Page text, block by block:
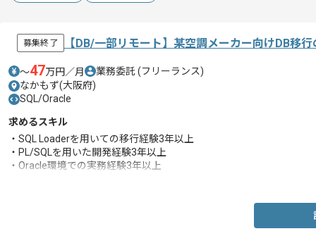
募集終了 【DB/一部リモート】某空調メーカー向けDB移
〜47万円／月 業務委託 (フリーランス)
なかもず(大阪府)
SQL/Oracle
求めるスキル
・SQL Loaderを用いての移行経験3年以上
・PL/SQLを用いた開発経験3年以上
・Oracle環境での実務経験3年以上